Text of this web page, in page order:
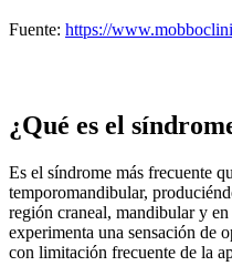
Fuente: https://
¿Qué es el
Es el síndrome más frecuente
temporomandibular,
región craneal, mandibular y
experimenta una sensación de
con limitación frecuente de la